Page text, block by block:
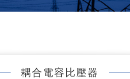
耦合電容比壓器